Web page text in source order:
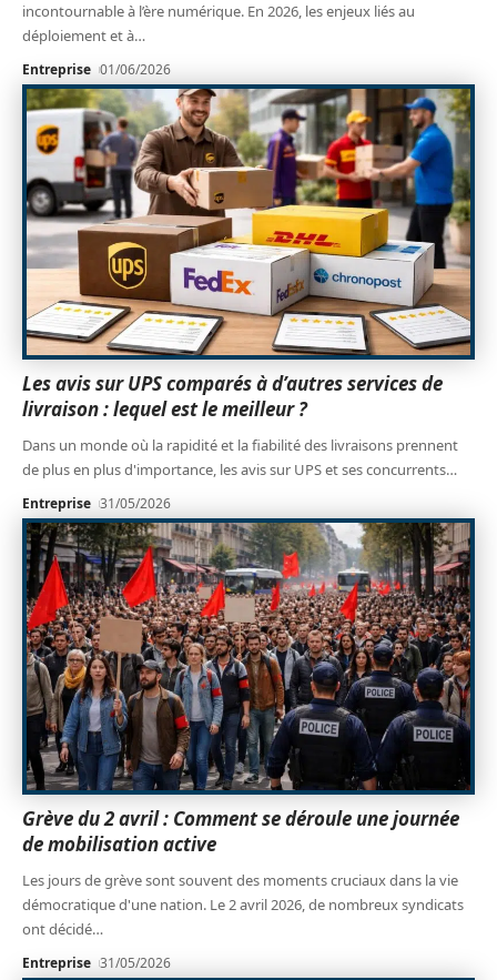
incontournable à l’ère numérique. En 2026, les enjeux liés au
déploiement et à…
Entreprise 01/06/2026
Les avis sur UPS comparés à d’autres services de
livraison : lequel est le meilleur ?
Dans un monde où la rapidité et la fiabilité des livraisons prennent
de plus en plus d'importance, les avis sur UPS et ses concurrents…
Entreprise 31/05/2026
Grève du 2 avril : Comment se déroule une journée
de mobilisation active
Les jours de grève sont souvent des moments cruciaux dans la vie
démocratique d'une nation. Le 2 avril 2026, de nombreux syndicats
ont décidé…
Entreprise 31/05/2026